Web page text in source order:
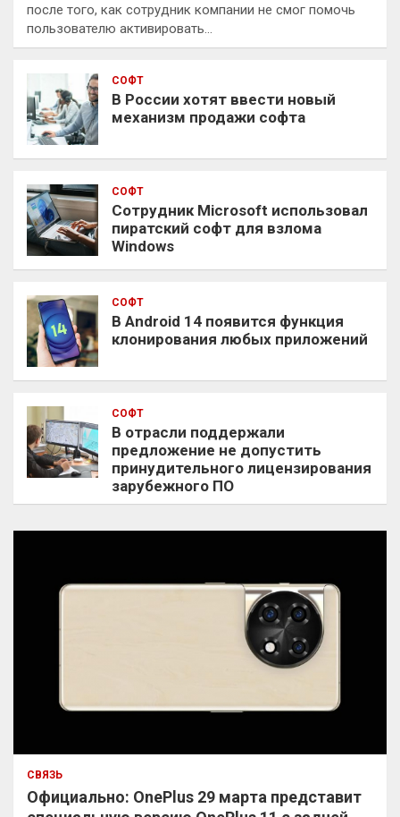
после того, как сотрудник компании не смог помочь
пользователю активировать…
СОФТ
В России хотят ввести новый
механизм продажи софта
СОФТ
Сотрудник Microsoft использовал
пиратский софт для взлома
Windows
СОФТ
В Android 14 появится функция
клонирования любых приложений
СОФТ
В отрасли поддержали
предложение не допустить
принудительного лицензирования
зарубежного ПО
СВЯЗЬ
Официально: OnePlus 29 марта представит